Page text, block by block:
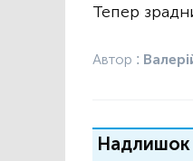
Тепер
Автор :
Надлишок